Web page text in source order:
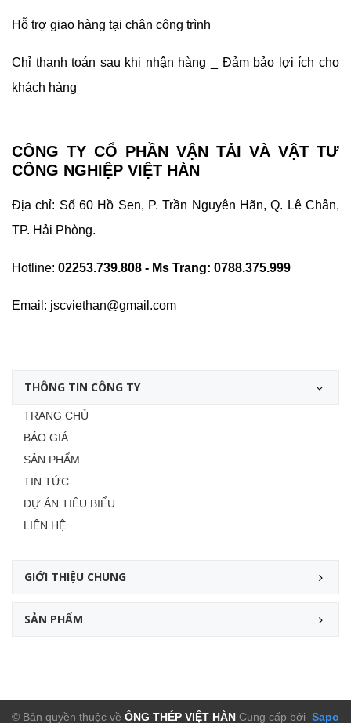
Hỗ trợ giao hàng tại chân công trình
Chỉ thanh toán sau khi nhận hàng _ Đảm bảo lợi ích cho
khách hàng
CÔNG TY CỔ PHẦN VẬN TẢI VÀ VẬT TƯ
CÔNG NGHIỆP VIỆT HÀN
Địa chỉ: Số 60 Hồ Sen, P. Trần Nguyên Hãn, Q. Lê Chân,
TP. Hải Phòng.
Hotline: 02253.739.808 - Ms Trang: 0788.375.999
Email: jscviethan@gmail.com
THÔNG TIN CÔNG TY
TRANG CHỦ
BÁO GIÁ
SẢN PHẨM
TIN TỨC
DỰ ÁN TIÊU BIỂU
LIÊN HỆ
GIỚI THIỆU CHUNG
SẢN PHẨM
© Bản quyền thuộc về ỐNG THÉP VIỆT HÀN Cung cấp bởi Sapo